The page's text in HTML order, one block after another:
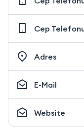
Cep
Adres
E-Mail
Website